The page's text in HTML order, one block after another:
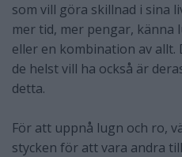
som vill göra skillnad i sina
mer tid, mer pengar, känna
eller en kombination av
de helst vill ha också är
detta.
För att uppnå lugn och ro,
stycken för att vara andra